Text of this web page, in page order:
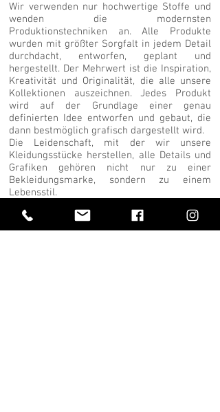
Wir verwenden nur hochwertige Stoffe und
wenden die modernsten
Produktionstechniken an. Alle Produkte
wurden mit größter Sorgfalt in jedem Detail
durchdacht, entworfen, geplant und
hergestellt. Der Mehrwert ist die Inspiration,
Kreativität und Originalität, die alle unsere
Kollektionen auszeichnen. Jedes Produkt
wird auf der Grundlage einer genau
definierten Idee entworfen und gebaut, die
dann bestmöglich grafisch dargestellt wird.
Die Leidenschaft, mit der wir unsere
Kleidungsstücke herstellen, alle Details und
Grafiken gehören nicht nur zu einer
Bekleidungsmarke, sondern zu einem
Lebensstil.
Mode ist ein Lebensstil und mit unseren
Marken können Sie Ihren Stil zeigen.